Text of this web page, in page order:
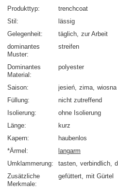
Produkttyp
trenchcoat
Stil
lässig
Gelegenheit
täglich zur Arbeit
dominantes
Muster
streifen
Dominantes
Material
polyester
Saison jesień zima wiosna
Füllung
nicht zutreffend
Isolierung
ohne Isolierung
Länge
kurz
Kapern
haubenlos
*Ärmel
langarm
Umklammerung
tasten verbindlich
Zusätzliche
Merkmale
gefüttert mit Gürtel